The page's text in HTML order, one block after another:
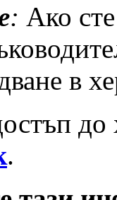
: Ако
в
.